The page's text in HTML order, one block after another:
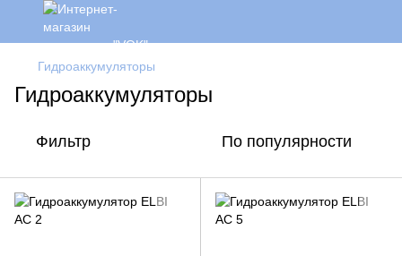
Гидроаккумуляторы
Гидроаккумуляторы
Фильтр По популярности